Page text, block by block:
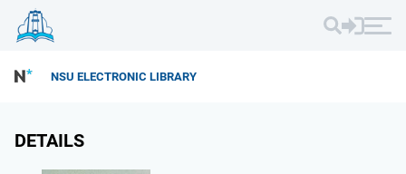
NSU ELECTRONIC LIBRARY
DETAILS